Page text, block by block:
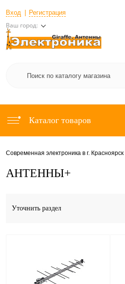
Вход Регистрация
Ваш город:
Каталог товаров
Современная электроника в г. Красноярск
АНТЕННЫ+
Уточнить раздел